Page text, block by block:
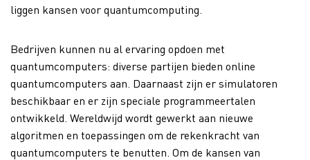
liggen kansen voor quantumcomputing.
Bedrijven kunnen nu al ervaring opdoen met
quantumcomputers: diverse partijen bieden online
quantumcomputers aan. Daarnaast zijn er simulatoren
beschikbaar en er zijn speciale programmeertalen
ontwikkeld. Wereldwijd wordt gewerkt aan nieuwe
algoritmen en toepassingen om de rekenkracht van
quantumcomputers te benutten. Om de kansen van